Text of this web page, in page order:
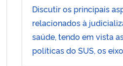
Discutir os principais
relacionados à
saúde, tendo em vista
políticas do SUS, os